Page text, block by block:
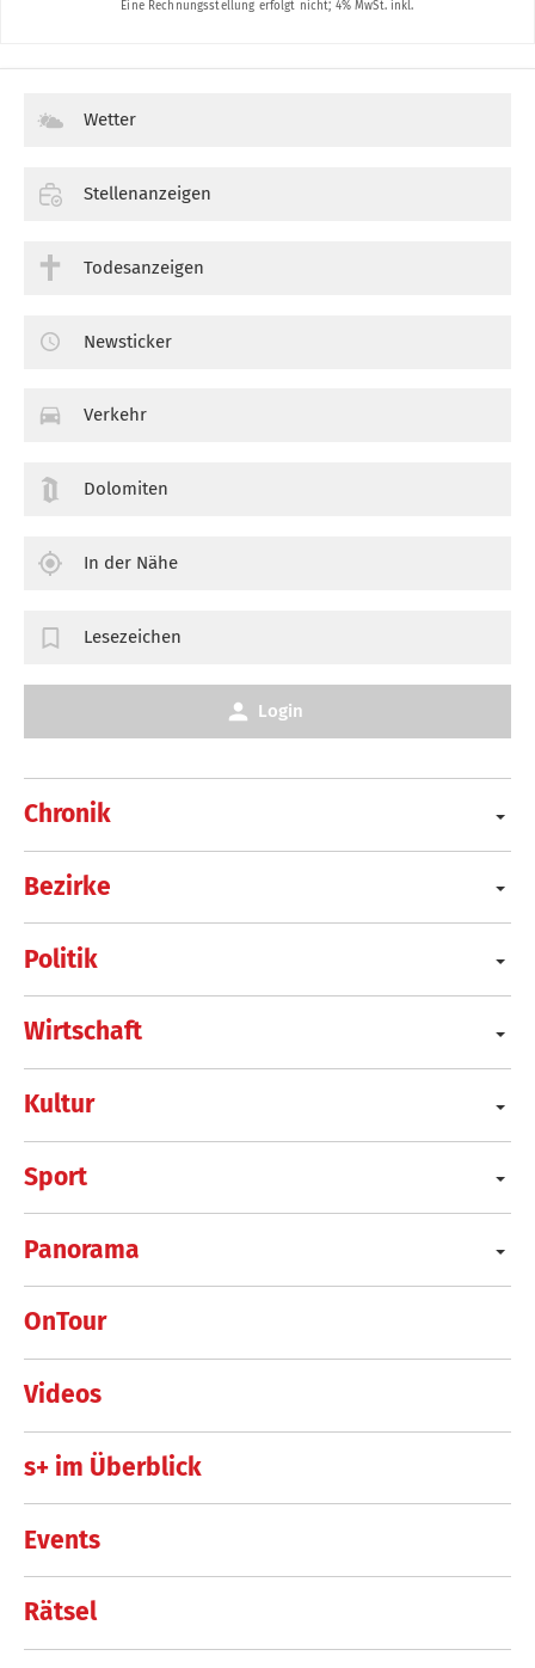
Chronik
Bezirke
Politik
Wirtschaft
Kultur
Sport
Panorama
OnTour
Videos
s+ im Überblick
Events
Rätsel
Wetter
Stellenanzeigen
Todesanzeigen
Newsticker
Verkehr
Dolomiten
In der Nähe
Lesezeichen
Login